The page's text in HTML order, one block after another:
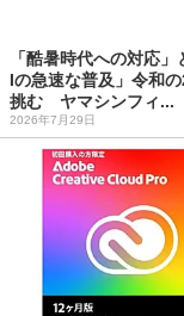
「酷暑時代への対応
Iの急速な普及」令和
挑む ヤマシンフィ...
2026年7月29日